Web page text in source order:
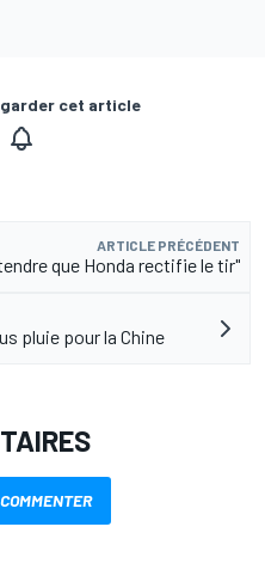
cet article
ARTICLE PRÉCÉDENT
que Honda rectifie le tir"
pluie pour la Chine